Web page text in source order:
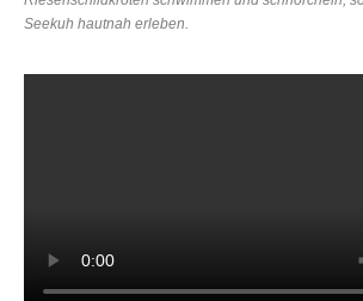
Seekuh hautnah erleben.